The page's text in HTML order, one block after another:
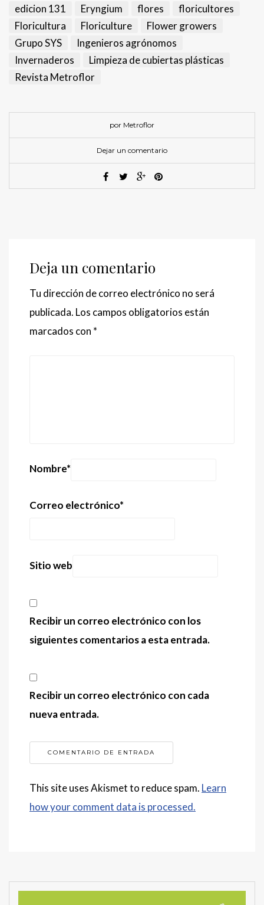
edicion 131
Eryngium flores
floricultores
Floricultura
Floriculture
Flower growers
Grupo SYS
Ingenieros agrónomos
Invernaderos
Limpieza de cubiertas plásticas
Revista Metroflor
por Metroflor
Dejar un comentario
Deja un comentario
Tu dirección de correo electrónico no será
publicada. Los campos obligatorios están
marcados con *
Nombre*
Correo electrónico*
Sitio web
Recibir un correo electrónico con los
siguientes comentarios a esta entrada.
Recibir un correo electrónico con cada
nueva entrada.
This site uses Akismet to reduce spam. Learn
how your comment data is processed.